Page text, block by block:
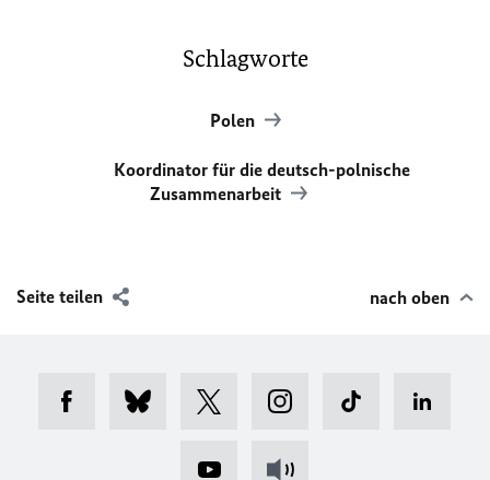
Schlagworte
Polen
Koordinator für die deutsch-polnische
Zusammenarbeit
Seite teilen nach oben